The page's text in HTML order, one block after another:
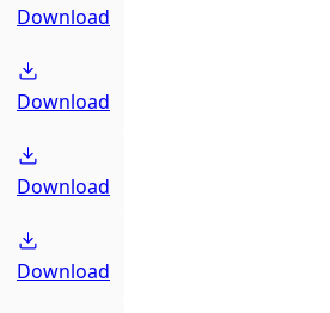
Download
Download
Download
Download